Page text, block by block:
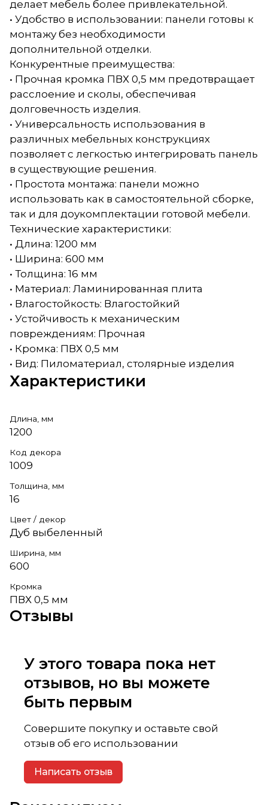
делает мебель более привлекательной.
• Удобство в использовании: панели готовы к
монтажу без необходимости
дополнительной отделки.
Конкурентные преимущества:
• Прочная кромка ПВХ 0,5 мм предотвращает
расслоение и сколы, обеспечивая
долговечность изделия.
• Универсальность использования в
различных мебельных конструкциях
позволяет с легкостью интегрировать панель
в существующие решения.
• Простота монтажа: панели можно
использовать как в самостоятельной сборке,
так и для доукомплектации готовой мебели.
Технические характеристики:
• Длина: 1200 мм
• Ширина: 600 мм
• Толщина: 16 мм
• Материал: Ламинированная плита
• Влагостойкость: Влагостойкий
• Устойчивость к механическим
повреждениям: Прочная
• Кромка: ПВХ 0,5 мм
• Вид: Пиломатериал, столярные изделия
Характеристики
Длина, мм
1200
Код декора
1009
Толщина, мм
16
Цвет / декор
Дуб выбеленный
Ширина, мм
600
Кромка
ПВХ 0,5 мм
Отзывы
У этого товара пока нет
отзывов, но вы можете
быть первым
Совершите покупку и оставьте свой
отзыв об его использовании
Написать отзыв